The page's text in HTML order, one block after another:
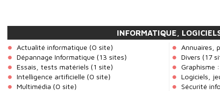
INFORMATIQUE,
Actualité informatique (0 site)
Annuaires,
Dépannage Informatique (13 sites) Divers (17
Essais, tests matériels (1 site)
Graphisme
Intelligence artificielle (0 site)
Logiciels,
Multimédia (0 site)
Sécurité